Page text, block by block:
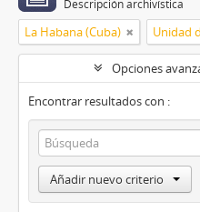
Descripción archivística
La Habana (Cuba) Unidad
Opciones
Encontrar resultados con :
Añadir nuevo criterio